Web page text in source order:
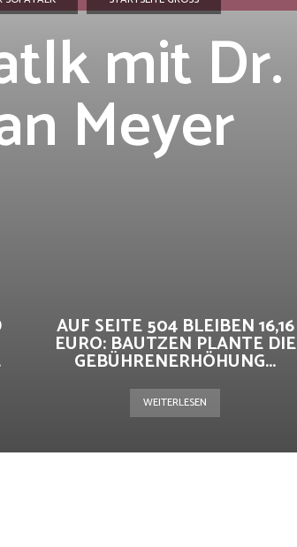
mit Dr.
Meyer
AUF SEITE 504 BLEIBEN 16,16
EURO: BAUTZEN PLANTE DIE
GEBÜHRENERHÖHUNG...
WEITERLESEN